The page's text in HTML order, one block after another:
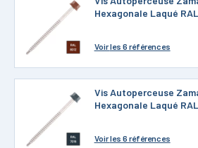
Hexagonale Laqué
Voirles 6 références
Vis Autoperceuse
Hexagonale Laqué
Voirles 6 références